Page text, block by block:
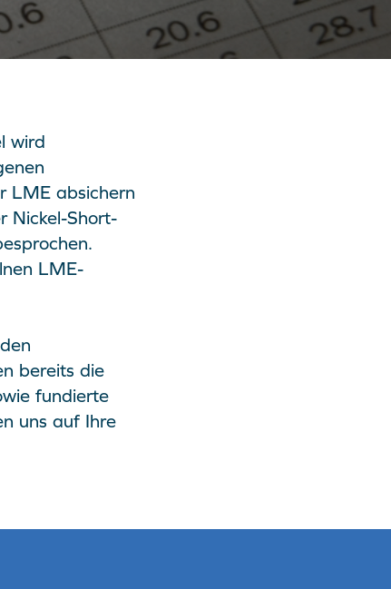
wird
LME absichern
Nickel-Short-
LME-
bereits die
fundierte
uns auf Ihre